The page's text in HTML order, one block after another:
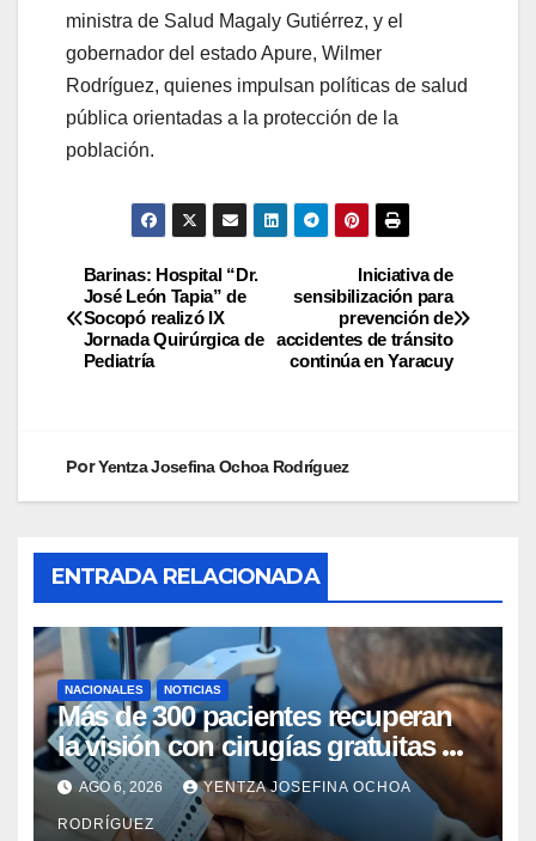
ministra de Salud Magaly Gutiérrez, y el
gobernador del estado Apure, Wilmer
Rodríguez, quienes impulsan políticas de salud
pública orientadas a la protección de la
población.
Iniciativa de
sensibilización para
prevención de
accidentes de tránsito
continúa en Yaracuy
Barinas: Hospital “Dr.
José León Tapia” de
Socopó realizó IX
Jornada Quirúrgica de
Pediatría
PorYentza Josefina Ochoa Rodríguez
ENTRADA RELACIONADA
NACIONALES NOTICIAS
Más de 300 pacientes recuperan
la visión con cirugías gratuitas de
cataratas en Zulia
AGO 6, 2026 YENTZA JOSEFINA OCHOA
RODRÍGUEZ